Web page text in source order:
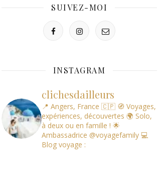
SUIVEZ-MOI
INSTAGRAM
clichesdailleurs
📍 Angers, France 🇨🇵 🧭 Voyages,
expériences, découvertes 🌍 Solo,
à deux ou en famille ! 🌟
Ambassadrice @voyagefamily 💻
Blog voyage :